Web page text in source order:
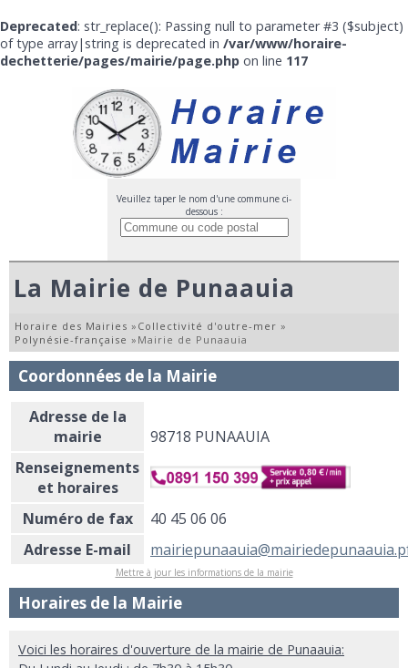
Deprecated: str_replace(): Passing null to parameter #3 ($subject)
of type array|string is deprecated in /var/www/horaire-
dechetterie/pages/mairie/page.php on line 117
Veuillez taper le nom d'une commune ci-
dessous :
La Mairie de Punaauia
Horaire des Mairies » Collectivité d'outre-mer »
Polynésie-française » Mairie de Punaauia
Coordonnées de la Mairie
Adresse de la
mairie
98718 PUNAAUIA
Renseignements
et horaires
Numéro de fax
40 45 06 06
Adresse E-mail
Mettre à jour les informations de la mairie
Horaires de la Mairie
Voici les horaires d'ouverture de la mairie de Punaauia: